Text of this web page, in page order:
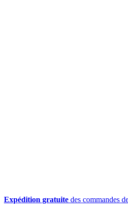
Expédition gratuite des commandes